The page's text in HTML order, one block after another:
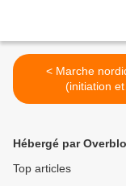
< Marche nordique
(initiation et
perfectionnement),
Hébergé par
Top articles